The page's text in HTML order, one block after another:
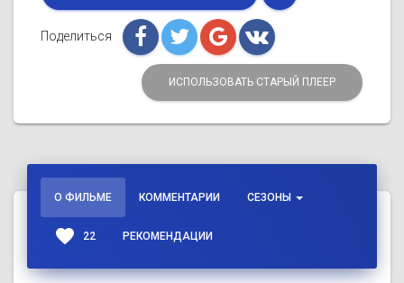
Поделиться
ИСПОЛЬЗОВАТЬ СТАРЫЙ ПЛЕЕР
О ФИЛЬМЕ КОММЕНТАРИИ СЕЗОНЫ
favorite 22 РЕКОМЕНДАЦИИ